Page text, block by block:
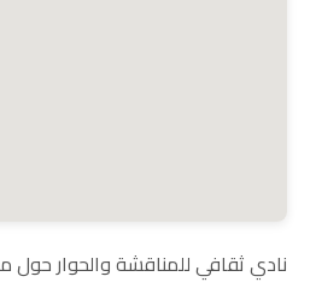
نادي ثقافي للمناقشة والحوار حول